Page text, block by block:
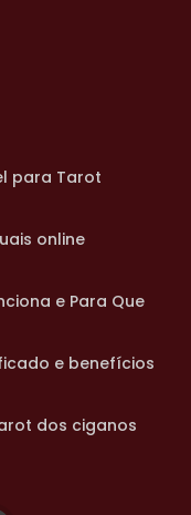
para Tarot
online
e Para Que
e benefícios
dos ciganos